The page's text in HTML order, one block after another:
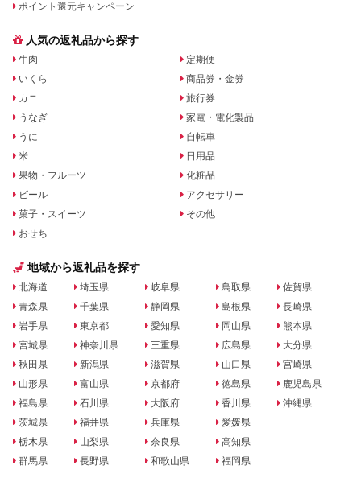
ポイント還元キャンペーン
人気の返礼品から探す
牛肉
いくら
カニ
うなぎ
うに
米
果物・フルーツ
ビール
菓子・スイーツ
おせち
定期便
商品券・金券
旅行券
家電・電化製品
自転車
日用品
化粧品
アクセサリー
その他
地域から返礼品を探す
北海道
青森県
岩手県
宮城県
秋田県
山形県
福島県
茨城県
栃木県
群馬県
埼玉県
千葉県
東京都
神奈川県
新潟県
富山県
石川県
福井県
山梨県
長野県
岐阜県
静岡県
愛知県
三重県
滋賀県
京都府
大阪府
兵庫県
奈良県
和歌山県
鳥取県
島根県
岡山県
広島県
山口県
徳島県
香川県
愛媛県
高知県
福岡県
佐賀県
長崎県
熊本県
大分県
宮崎県
鹿児島県
沖縄県